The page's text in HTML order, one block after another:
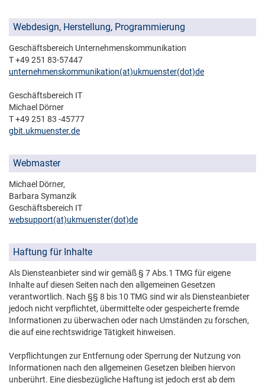
Webdesign, Herstellung, Programmierung
Geschäftsbereich Unternehmenskommunikation
T +49 251 83-57447
unternehmenskommunikation(at)­ukmuenster(dot)­de
Geschäftsbereich IT
Michael Dörner
T +49 251 83 -45777
gbit.ukmuenster.de
Webmaster
Michael Dörner,
Barbara Symanzik
Geschäftsbereich IT
websupport(at)­ukmuenster(dot)­de
Haftung für Inhalte
Als Diensteanbieter sind wir gemäß § 7 Abs.1 TMG für eigene
Inhalte auf diesen Seiten nach den allgemeinen Gesetzen
verantwortlich. Nach §§ 8 bis 10 TMG sind wir als Diensteanbieter
jedoch nicht verpflichtet, übermittelte oder gespeicherte fremde
Informationen zu überwachen oder nach Umständen zu forschen,
die auf eine rechtswidrige Tätigkeit hinweisen.
Verpflichtungen zur Entfernung oder Sperrung der Nutzung von
Informationen nach den allgemeinen Gesetzen bleiben hiervon
unberührt. Eine diesbezügliche Haftung ist jedoch erst ab dem